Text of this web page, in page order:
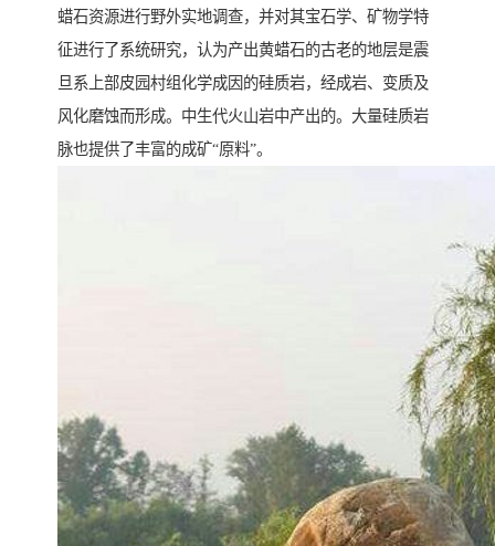
蜡石资源进行野外实地调查，并对其宝石学、矿物学特
征进行了系统研究，认为产出黄蜡石的古老的地层是震
旦系上部皮园村组化学成因的硅质岩，经成岩、变质及
风化磨蚀而形成。中生代火山岩中产出的。大量硅质岩
脉也提供了丰富的成矿“原料”。